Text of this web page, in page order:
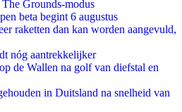
Grounds-modus
beta begint 6 augustus
raketten dan kan worden aangevuld,
nóg aantrekkelijker
de Wallen na golf van diefstal en
in Duitsland na snelheid van